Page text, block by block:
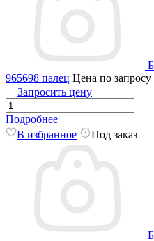
965698 палец Цена по запросу
Запросить цену
Подробнее
В избранное
Под заказ